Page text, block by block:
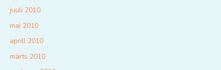
juuli 2010
mai 2010
aprill 2010
märts 2010